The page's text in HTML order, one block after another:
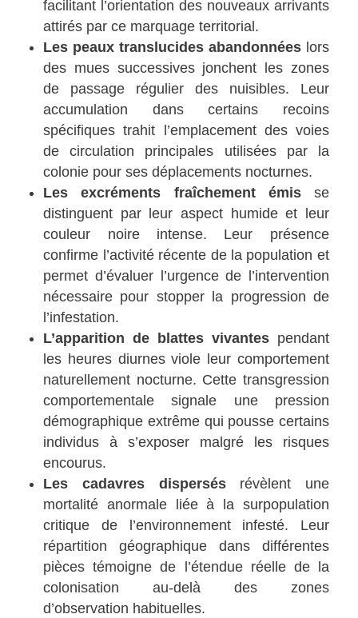
facilitant l’orientation des nouveaux arrivants
attirés par ce marquage territorial.
Les peaux translucides abandonnéeslors
des mues successives jonchent les zones
de passage régulier des nuisibles. Leur
accumulation dans certains recoins
spécifiques trahit l’emplacement des voies
de circulation principales utilisées par la
colonie pour ses déplacements nocturnes.
Les excréments fraîchement émisse
distinguent par leur aspect humide et leur
couleur noire intense. Leur présence
confirme l’activité récente de la population et
permet d’évaluer l’urgence de l’intervention
nécessaire pour stopper la progression de
l’infestation.
L’apparition de blattes vivantespendant
les heures diurnes viole leur comportement
naturellement nocturne. Cette transgression
comportementale signale une pression
démographique extrême qui pousse certains
individus à s’exposer malgré les risques
encourus.
Les cadavres dispersésrévèlent une
mortalité anormale liée à la surpopulation
critique de l’environnement infesté. Leur
répartition géographique dans différentes
pièces témoigne de l’étendue réelle de la
colonisation au-delà des zones
d’observation habituelles.